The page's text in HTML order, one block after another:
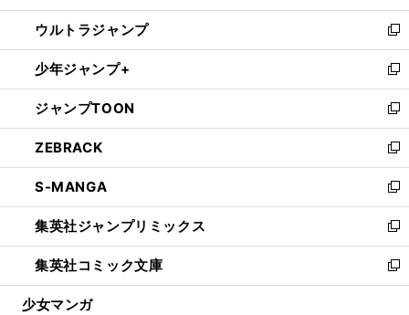
開
く
ウ
で
開
く
ン
ド
ウ
で
開
く
ウ
ィ
ン
ド
ウ
で
開
く
し
い
ウ
ィ
ン
ド
ウ
で
開
く
ウルトラジャンプ
新
し
い
ウ
ィ
ン
ド
ウ
で
開
く
少年ジャンプ+
新
し
い
ウ
ィ
ン
ド
ウ
で
開
く
ジャンプTOON
新
し
い
ウ
ィ
ン
ド
ウ
で
開
ZEBRACK
新
し
い
ウ
ィ
ン
ド
ウ
S-MANGA
新
し
い
ウ
ィ
ン
集英社ジャンプリミックス
新
し
い
ウ
集英社コミック文庫
新
し
少女マンガ